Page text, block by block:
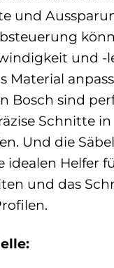
und
und -
Material
Bosch sind
Schnitte
Und die
idealen Helfer
und das